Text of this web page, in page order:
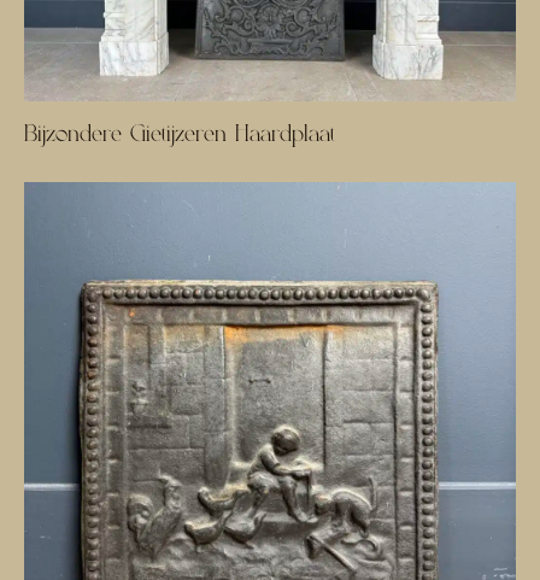
Bijzondere Gietijzeren Haardplaat